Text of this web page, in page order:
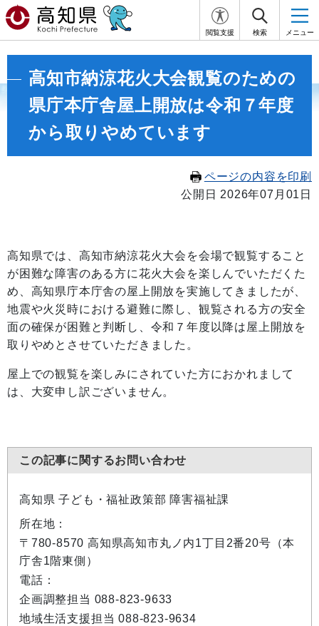
閲覧支援 検索 メニュー
高知市納涼花火大会観覧のための
県庁本庁舎屋上開放は令和７年度
から取りやめています
ページの内容を印刷
公開日 2026年07月01日
高知県では、高知市納涼花火大会を会場で観覧すること
が困難な障害のある方に花火大会を楽しんでいただくた
め、高知県庁本庁舎の屋上開放を実施してきましたが、
地震や火災時における避難に際し、観覧される方の安全
面の確保が困難と判断し、令和７年度以降は屋上開放を
取りやめとさせていただきました。
屋上での観覧を楽しみにされていた方におかれまして
は、大変申し訳ございません。
この記事に関するお問い合わせ
高知県 子ども・福祉政策部 障害福祉課
所在地：
〒780-8570 高知県高知市丸ノ内1丁目2番20号（本
庁舎1階東側）
電話：
企画調整担当 088-823-9633
地域生活支援担当 088-823-9634